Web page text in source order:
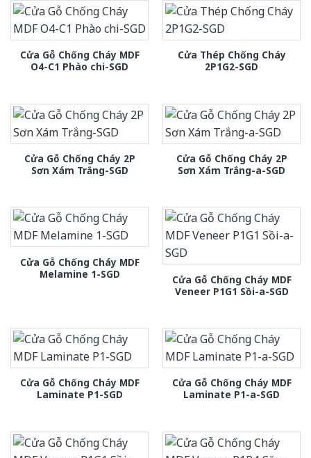
Cửa Gỗ Chống Cháy MDF
O4-C1 Phào chi-SGD
Cửa Thép Chống Cháy
2P1G2-SGD
Cửa Gỗ Chống Cháy 2P
Sơn Xám Trắng-SGD
Cửa Gỗ Chống Cháy 2P
Sơn Xám Trắng-a-SGD
Cửa Gỗ Chống Cháy MDF
Melamine 1-SGD
Cửa Gỗ Chống Cháy MDF
Veneer P1G1 Sồi-a-SGD
Cửa Gỗ Chống Cháy MDF
Laminate P1-SGD
Cửa Gỗ Chống Cháy MDF
Laminate P1-a-SGD